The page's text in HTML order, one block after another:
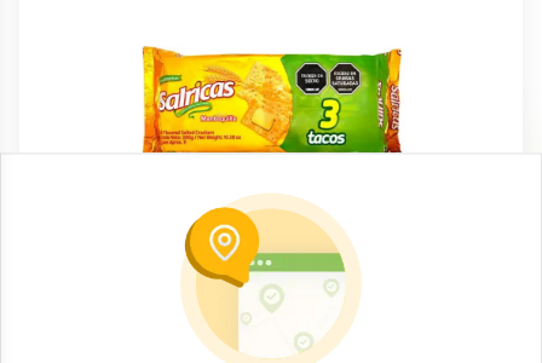
Dulces y confituras
Galletas de mantequilla (3 x 100 g)